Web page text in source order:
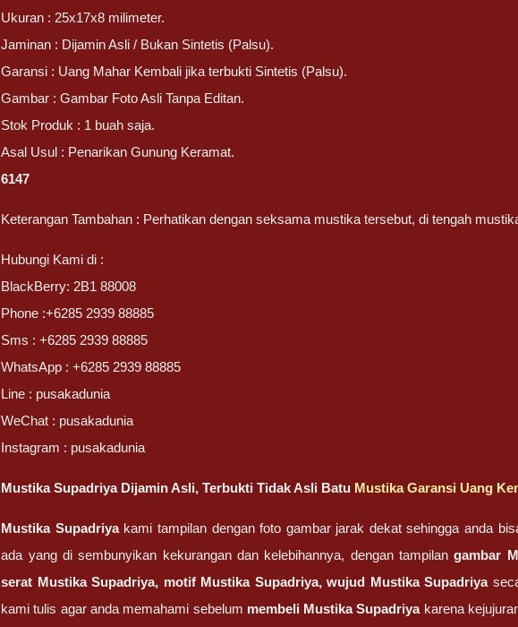
Ukuran : 25x17x8 milimeter.
Jaminan : Dijamin Asli / Bukan Sintetis (Palsu).
Garansi : Uang Mahar Kembali jika terbukti Sintetis (Palsu).
Gambar : Gambar Foto Asli Tanpa Editan.
Stok Produk : 1 buah saja.
Asal Usul : Penarikan Gunung Keramat.
6147
Keterangan Tambahan : Perhatikan dengan seksama mustika tersebut, di tengah
Hubungi Kami di :
BlackBerry: 2B1 88008
Phone :+6285 2939 88885
Sms : +6285 2939 88885
WhatsApp : +6285 2939 88885
Line : pusakadunia
WeChat : pusakadunia
Instagram : pusakadunia
Mustika Supadriya Dijamin Asli, Terbukti Tidak Asli Batu Mustika Garansi Uang
Mustika Supadriyakami tampilan dengan foto gambar jarak dekat sehingga anda
ada yang di sembunyikan kekurangan dan kelebihannya, dengan tampilangambar
serat Mustika Supadriya, motif Mustika Supadriya, wujud Mustika Supadriya
kami tulis agar anda memahami sebelum membeli Mustika Supadriyakarena